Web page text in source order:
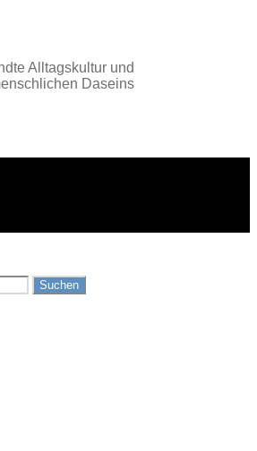
Alltagskultur und
Daseins